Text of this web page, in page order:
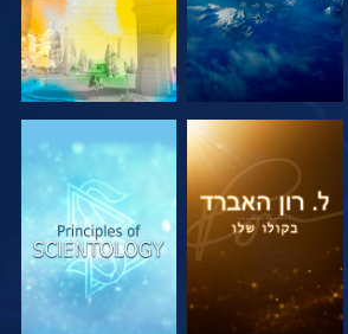
בדוק את הסדרה בדוק את הסדרה